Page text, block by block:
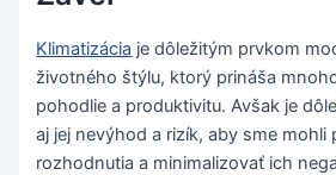
Klimatizácia je dôležitým prvkom
životného štýlu, ktorý prináša
pohodlie a produktivitu. Avšak je
aj jej nevýhod a rizík, aby sme mohli
rozhodnutia a minimalizovať ich